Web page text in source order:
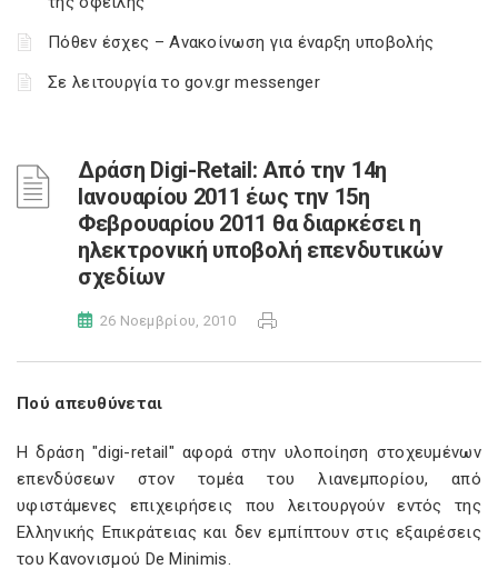
Πόθεν έσχες – Ανακοίνωση για έναρξη υποβολής
Σε λειτουργία το gov.gr messenger
Δράση Digi-Retail: Από την 14η
Ιανουαρίου 2011 έως την 15η
Φεβρουαρίου 2011 θα διαρκέσει η
ηλεκτρονική υποβολή επενδυτικών
σχεδίων
26 Νοεμβρίου, 2010
Πού απευθύνεται
Η δράση "digi-retail" αφορά στην υλοποίηση στοχευμένων
επενδύσεων στον τομέα του λιανεμπορίου, από
υφιστάμενες επιχειρήσεις που λειτουργούν εντός της
Ελληνικής Επικράτειας και δεν εμπίπτουν στις εξαιρέσεις
του Κανονισμού De Minimis.